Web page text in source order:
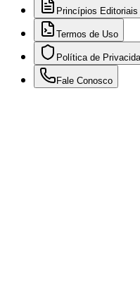
Princípios Editoriais
Termos de Uso
Política de
Fale Conosco